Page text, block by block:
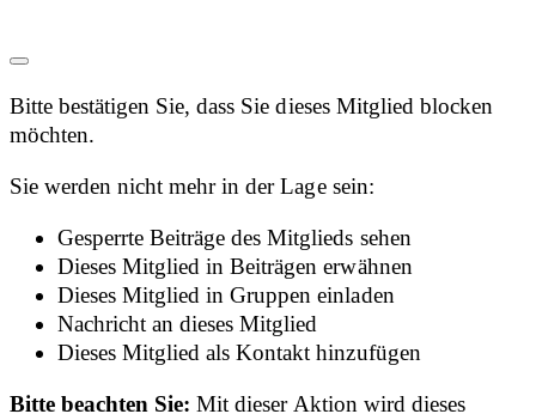
Bitte bestätigen Sie, dass Sie dieses Mitglied blocken
möchten.
Sie werden nicht mehr in der Lage sein:
Gesperrte Beiträge des Mitglieds sehen
Dieses Mitglied in Beiträgen erwähnen
Dieses Mitglied in Gruppen einladen
Nachricht an dieses Mitglied
Dieses Mitglied als Kontakt hinzufügen
Bitte beachten Sie:Mit dieser Aktion wird dieses